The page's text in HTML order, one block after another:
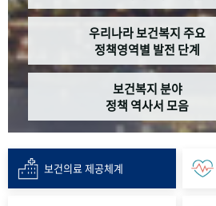
우리나라 보건복지 주요
정책영역별 발전 단계
보건복지 분야
정책 역사서 모음
보건의료 제공체계